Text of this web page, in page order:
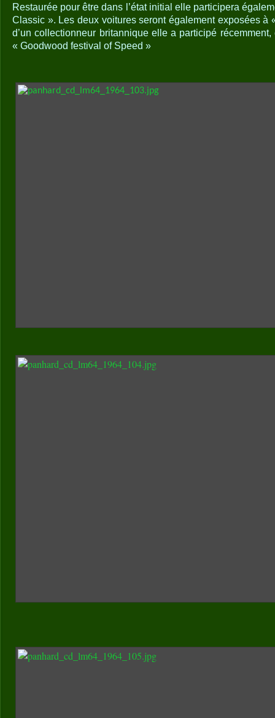
Restaurée pour être dans l’état initial elle participera
Classic ». Les deux voitures seront également exposées à
d’un collectionneur britannique elle a participé
« Goodwood festival of Speed »